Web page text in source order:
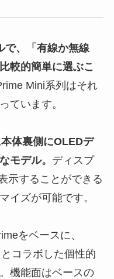
で、「有線か無線
較的簡単に選ぶこ
Mini系列はそれ
ています。
体裏側にOLEDデ
モデル。 ディスプ
示することができる
イズが可能です。
をベースに、
コラボした個性的
機能面はベースの